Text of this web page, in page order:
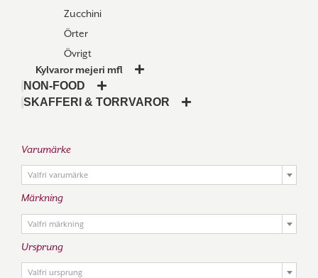
Zucchini
Örter
Övrigt
Kylvaror mejeri mfl
NON-FOOD
SKAFFERI & TORRVAROR
Varumärke
Valfri varumärke
Märkning
Valfri märkning
Ursprung
Valfri ursprung